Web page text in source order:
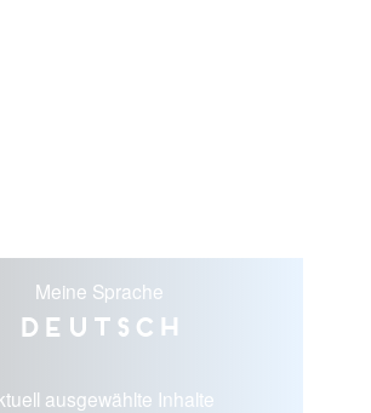
Meine Sprache
Deutsch
ausgewählte Inhalte